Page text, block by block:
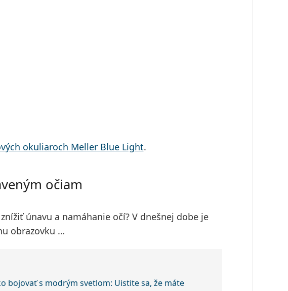
okuliaroch Meller Blue Light.
očiam
únavu a namáhanie očí? V dnešnej dobe je
obrazovku …
bojovať s modrým svetlom: Uistite sa, že máte